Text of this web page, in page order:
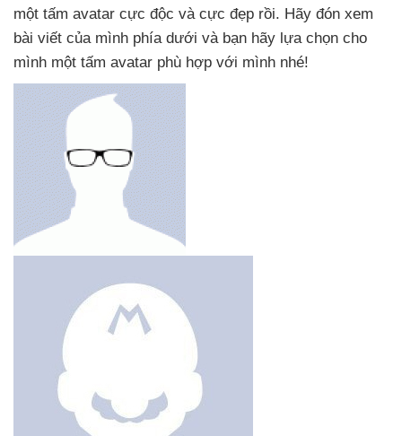
một tấm avatar cực độc và cực đẹp rồi. Hãy đón xem
bài viết của mình phía dưới và bạn hãy lựa chọn cho
mình một tấm avatar phù hợp với mình nhé!